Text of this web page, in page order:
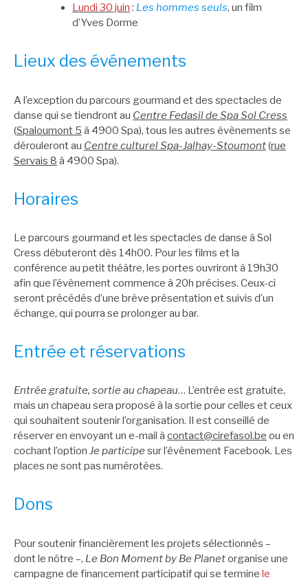
Lundi 30 juin : Les hommes seuls, un film
d’Yves Dorme
Lieux des événements
A l’exception du parcours gourmand et des spectacles de
danse qui se tiendront au Centre Fedasil de Spa Sol Cress
(Spaloumont 5 à 4900 Spa), tous les autres évènements se
dérouleront au Centre culturel Spa-Jalhay-Stoumont(rue
Servais 8 à 4900 Spa).
Horaires
Le parcours gourmand et les spectacles de danse à Sol
Cress débuteront dès 14h00. Pour les films et la
conférence au petit théâtre, les portes ouvriront à 19h30
afin que l’évènement commence à 20h précises. Ceux-ci
seront précédés d’une brève présentation et suivis d’un
échange, qui pourra se prolonger au bar.
Entrée et réservations
Entrée gratuite, sortie au chapeau… L’entrée est gratuite,
mais un chapeau sera proposé à la sortie pour celles et ceux
qui souhaitent soutenir l’organisation. Il est conseillé de
réserver en envoyant un e-mail à contact@cirefasol.be ou en
cochant l’option Je participe sur l’évènement Facebook. Les
places ne sont pas numérotées.
Dons
Pour soutenir financièrement les projets sélectionnés –
dont le nôtre –, Le Bon Moment by Be Planetorganise une
campagne de financement participatif qui se termine le